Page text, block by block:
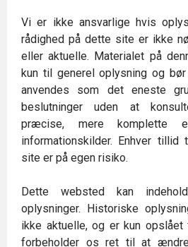
Vi er ikke ansvarlige hvis
rådighed på dette site er ikke
eller aktuelle. Materialet på
kun til generel oplysning og
anvendes som det eneste
beslutninger uden at
præcise, mere komplette
informationskilder. Enhver
site er på egen risiko.
Dette websted kan
oplysninger. Historiske
ikke aktuelle, og er kun opslået
forbeholder os ret til at